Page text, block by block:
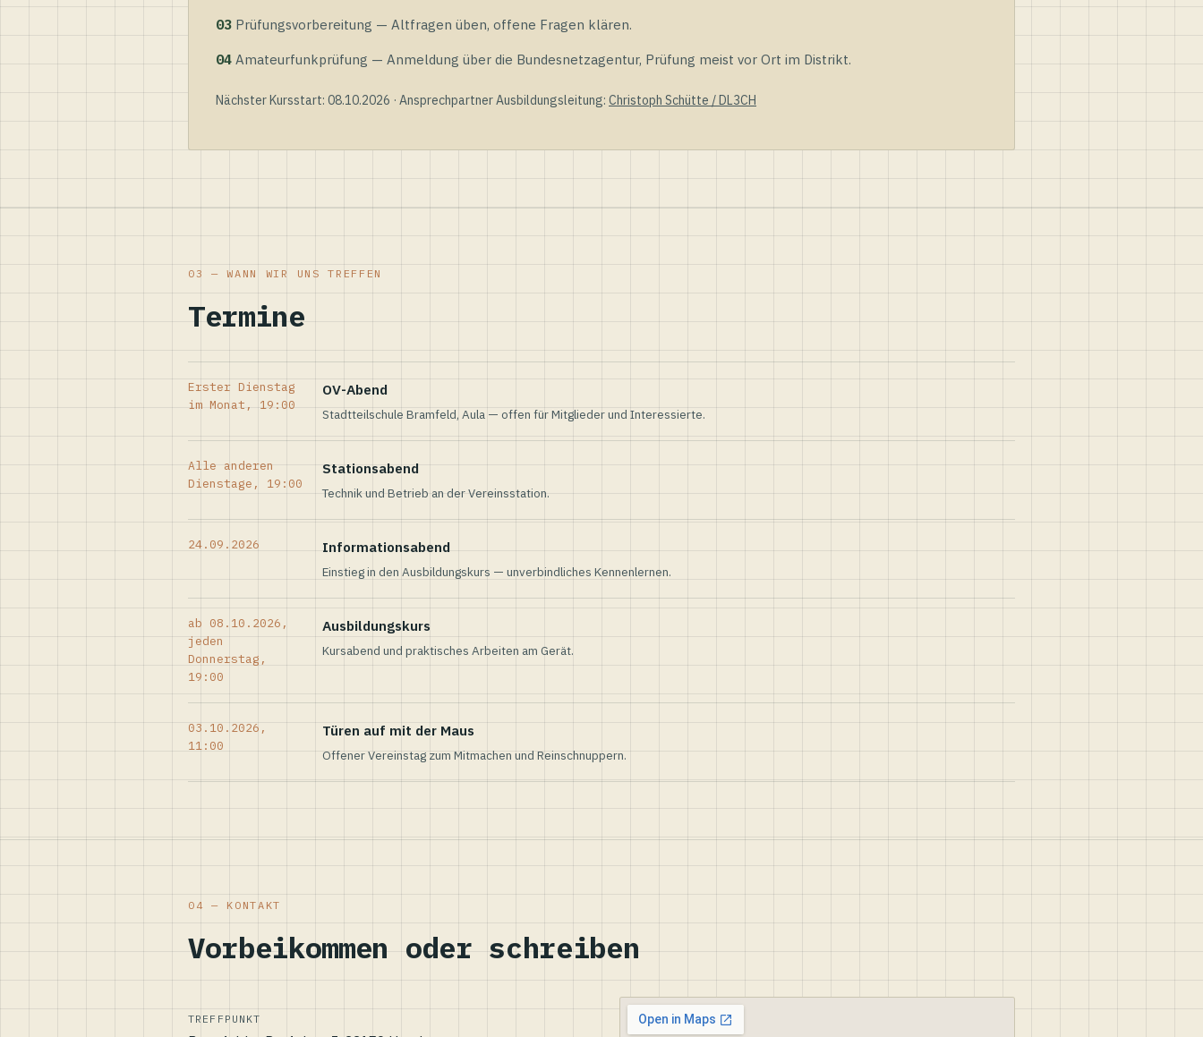
03 Prüfungsvorbereitung — Altfragen üben, offene Fragen klären.
04 Amateurfunkprüfung — Anmeldung über die Bundesnetzagentur, Prüfung meist vor Ort im Distrikt.
Nächster Kursstart: 08.10.2026 · Ansprechpartner Ausbildungsleitung: Christoph Schütte / DL3CH
03 — WANN WIR UNS TREFFEN
Termine
Erster Dienstag
im Monat, 19:00
OV-Abend
Stadtteilschule Bramfeld, Aula — offen für Mitglieder und Interessierte.
Alle anderen
Dienstage, 19:00
Stationsabend
Technik und Betrieb an der Vereinsstation.
24.09.2026 Informationsabend
Einstieg in den Ausbildungskurs — unverbindliches Kennenlernen.
ab 08.10.2026,
jeden
Donnerstag,
19:00
Ausbildungskurs
Kursabend und praktisches Arbeiten am Gerät.
03.10.2026,
11:00
Türen auf mit der Maus
Offener Vereinstag zum Mitmachen und Reinschnuppern.
04 — KONTAKT
Vorbeikommen oder schreiben
TREFFPUNKT